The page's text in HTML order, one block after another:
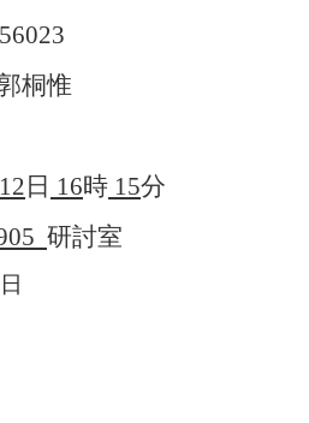
桐惟
12 日 16時 15分
研討室
日